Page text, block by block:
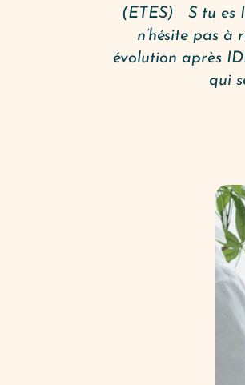
(ETES) S tu es
n’hésite pas à
évolution après
qui